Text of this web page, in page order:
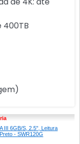
400TB
III 6GB/S, 2.5", Leitura
- SWR120G